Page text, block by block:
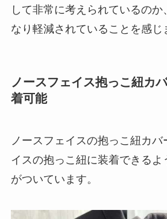
して非常に考えられているの
なり軽減されていることを感じ
ノースフェイス抱っこ紐カ
着可能
ノースフェイスの抱っこ紐カバ
イスの抱っこ紐に装着できるよ
がついています。